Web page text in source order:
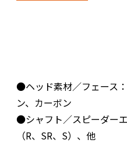
●ヘッド素材／フェース
ン、カーボン
●シャフト／スピーダー
（R、SR、S）、他